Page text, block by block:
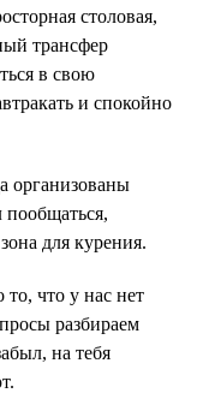
столовая,
трансфер
в свою
и спокойно
организованы
пообщаться,
для курения.
что у нас нет
разбираем
на тебя